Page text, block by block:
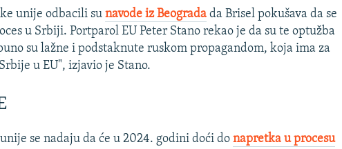
unije odbacili su navode iz Beograda da Brisel pokušava da se
u Srbiji. Portparol EU Peter Stano rekao je da su te optužba
su lažne i podstaknute ruskom propagandom, koja ima za
u EU", izjavio je Stano.
se nadaju da će u 2024. godini doći donapretka u procesu